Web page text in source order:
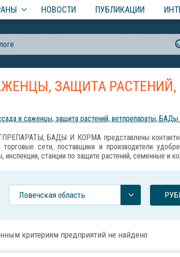
НОВОСТИ ПУБЛИКАЦИИ
ЗАЩИТА
и саженцы, защита растений, ветпрепараты,
БАДЫ И КОРМА представлены
торговые сети, поставщики и производители
инспекции, станции по защите растений, семенные и
Ловечская область
критериям предприятий не найдено